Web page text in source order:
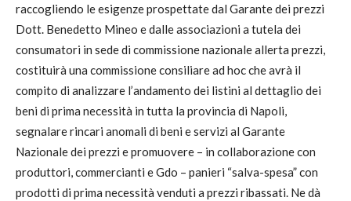
raccogliendo le esigenze prospettate dal Garante dei prezzi
Dott. Benedetto Mineo e dalle associazioni a tutela dei
consumatori in sede di commissione nazionale allerta prezzi,
costituirà una commissione consiliare ad hoc che avrà il
compito di analizzare l’andamento dei listini al dettaglio dei
beni di prima necessità in tutta la provincia di Napoli,
segnalare rincari anomali di beni e servizi al Garante
Nazionale dei prezzi e promuovere – in collaborazione con
produttori, commercianti e Gdo – panieri “salva-spesa” con
prodotti di prima necessità venduti a prezzi ribassati. Ne dà